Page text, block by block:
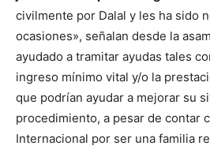
civilmente por Dalal y les ha sido
ocasiones», señalan desde la
ayudado a tramitar ayudas tales
ingreso mínimo vital y/o la
que podrían ayudar a mejorar su
procedimiento, a pesar de contar
Internacional por ser una familia